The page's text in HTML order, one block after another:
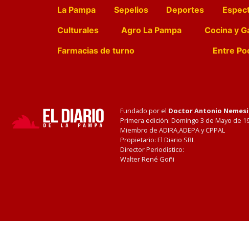
La Pampa Sepelios Deportes
Culturales
Agro La Pampa Cocina y
Farmacias de turno
Entre
Fundado por el Doctor Antonio
Primera edición: Domingo 3 de Mayo de
Miembro de ADIRA,ADEPA y CPPAL
Propietario: El Diario SRL
Director Periodístico:
Walter René Goñi